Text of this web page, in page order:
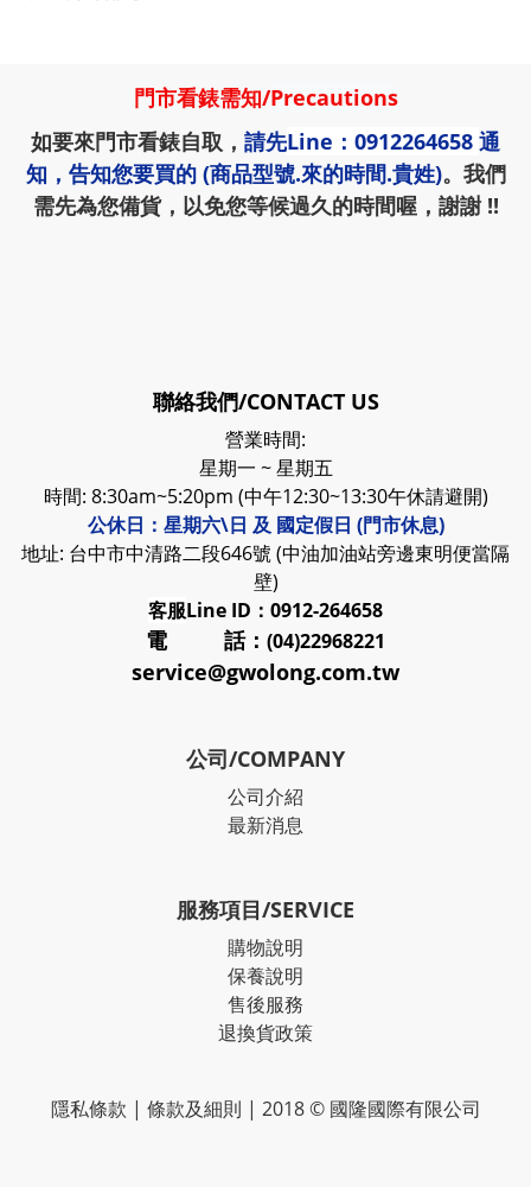
門市看錶需知/Precautions
如要來門市看錶自取， 請先Line：0912264658 通
知，告知您要買的 (商品型號.來的時間.貴姓)。我們
需先為您備貨，以免您等候過久的時間喔，謝謝 !!
聯絡我們/CONTACT US
營業時間:
星期一 ~ 星期五
時間: 8:30am~5:20pm (中午12:30~13:30午休請避開)
公休日：星期六\日 及 國定假日 (門市休息)
地址: 台中市中清路二段646號 (中油加油站旁邊東明便當隔
壁)
客服Line ID：0912-264658
電 話： (04)22968221
service@gwolong.com.tw
公司/COMPANY
公司介紹
最新消息
服務項目/SERVICE
購物說明
保養說明
售後服務
退換貨政策
隱私條款 | 條款及細則 | 2018 © 國隆國際有限公司